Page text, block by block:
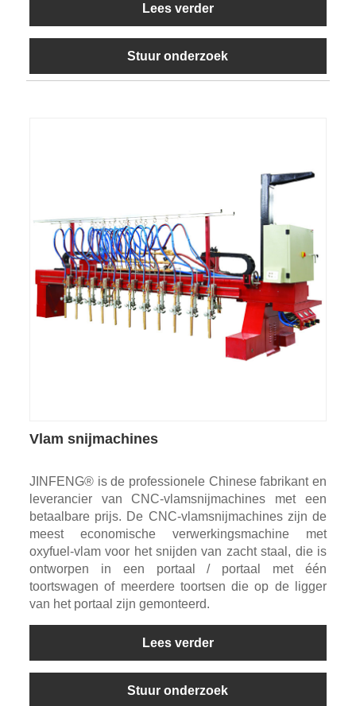
Lees verder
Stuur onderzoek
Vlam snijmachines
JINFENG® is de professionele Chinese fabrikant en
leverancier van CNC-vlamsnijmachines met een
betaalbare prijs. De CNC-vlamsnijmachines zijn de
meest economische verwerkingsmachine met
oxyfuel-vlam voor het snijden van zacht staal, die is
ontworpen in een portaal / portaal met één
toortswagen of meerdere toortsen die op de ligger
van het portaal zijn gemonteerd.
Lees verder
Stuur onderzoek